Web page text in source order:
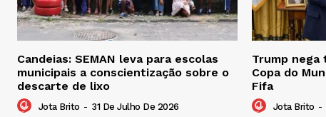
Candeias: SEMAN leva para escolas
municipais a conscientização sobre o
descarte de lixo
Jota Brito - 31 De Julho De 2026
Trump nega
Copa do
Fifa
Jota Brito -